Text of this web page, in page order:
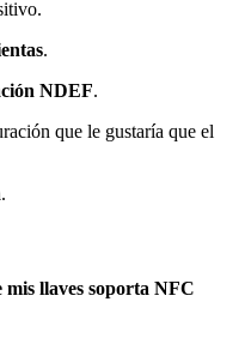
.
NDEF.
que le gustaría que el
.
mis llaves soporta NFC